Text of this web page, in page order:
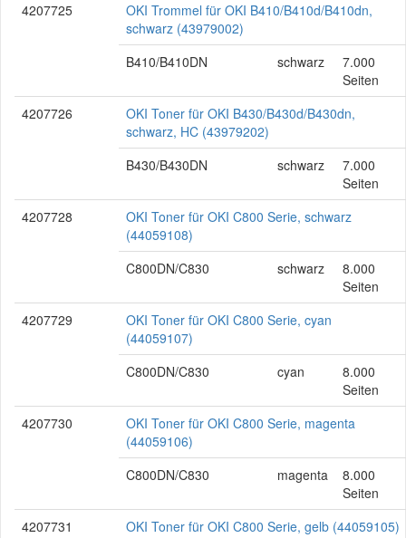
4207725
OKI Trommel für OKI B410/B410d/B410dn,
schwarz (43979002)
B410/B410DN
schwarz
7.000
Seiten
4207726
OKI Toner für OKI B430/B430d/B430dn,
schwarz, HC (43979202)
B430/B430DN
schwarz
7.000
Seiten
4207728
OKI Toner für OKI C800 Serie, schwarz
(44059108)
C800DN/C830
schwarz
8.000
Seiten
4207729
OKI Toner für OKI C800 Serie, cyan
(44059107)
C800DN/C830
cyan
8.000
Seiten
4207730
OKI Toner für OKI C800 Serie, magenta
(44059106)
C800DN/C830
magenta
8.000
Seiten
4207731
OKI Toner für OKI C800 Serie, gelb (44059105)